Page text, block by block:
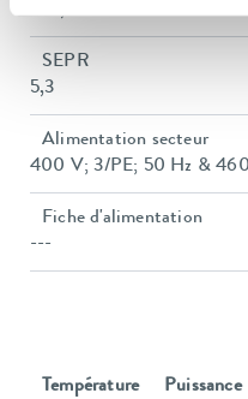
SEPR
5,3
Alimentation secteur
400 V; 3/PE; 50 Hz &
Fiche d'alimentation
---
Température
Puissance